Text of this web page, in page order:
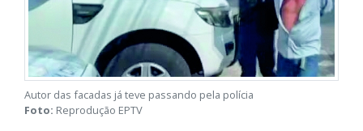
Autor das facadas já teve passando pela polícia